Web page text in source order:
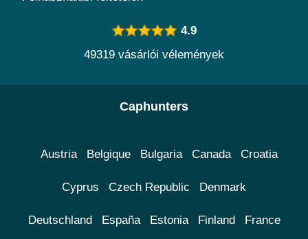
4.9
49319 vásárlói vélemények
Caphunters
Austria Belgique Bulgaria Canada Croatia
Cyprus Czech Republic Denmark
Deutschland España Estonia Finland France